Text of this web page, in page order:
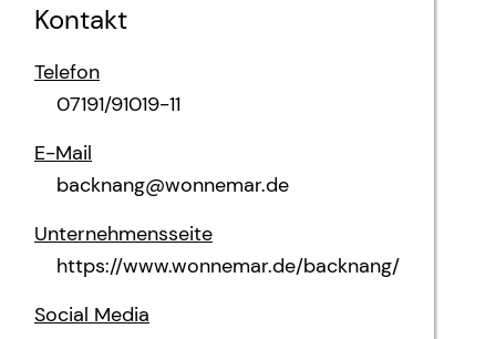
Kontakt
Telefon
07191/91019-11
E-Mail
backnang@wonnemar.de
Unternehmensseite
https://www.wonnemar.de/backnang/
Social Media